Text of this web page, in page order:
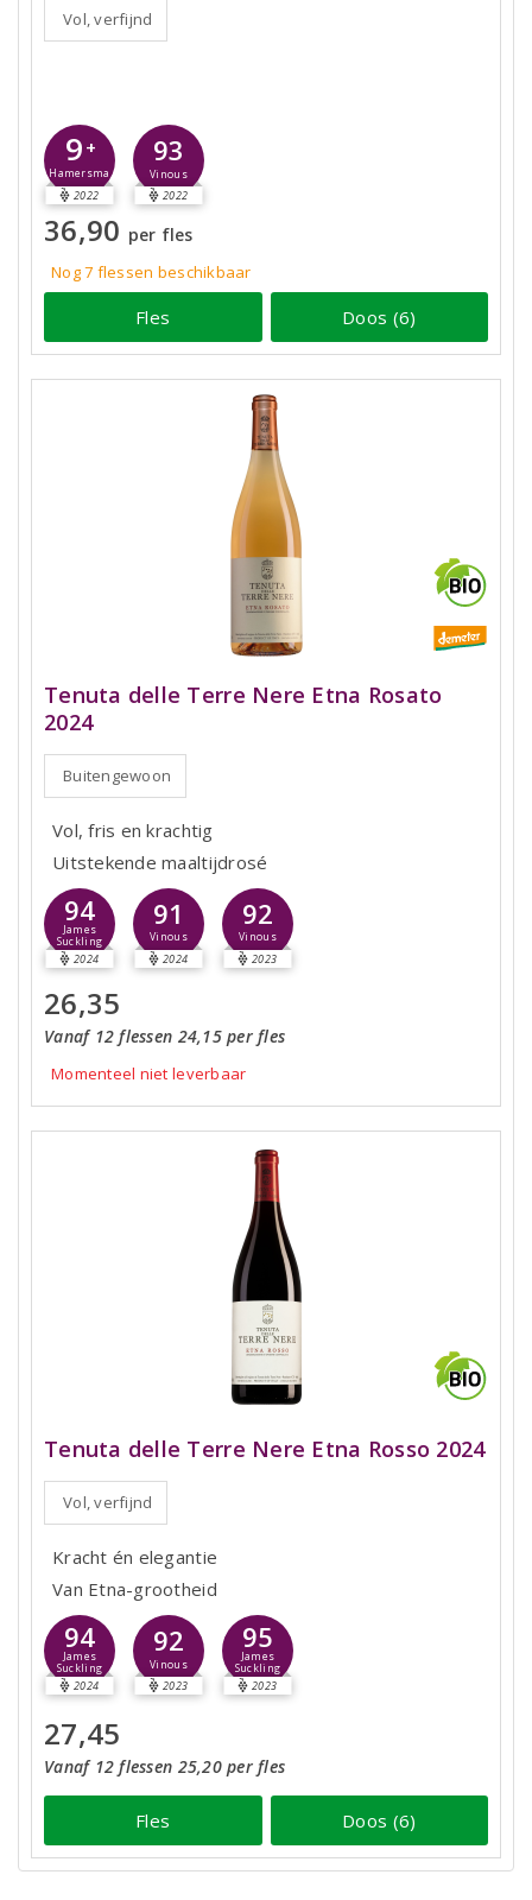
Vol, verfijnd
9 +
Hamersma
2022
93
Vinous
2022
36,90 per fles
Nog 7 flessen beschikbaar
Fles Doos (6)
Tenuta delle Terre Nere Etna Rosato
2024
Buitengewoon
Vol, fris en krachtig
Uitstekende maaltijdrosé
94
James
Suckling
2024
91
Vinous
2024
92
Vinous
2023
26,35
Vanaf 12 flessen 24,15 per fles
Momenteel niet leverbaar
Tenuta delle Terre Nere Etna Rosso 2024
Vol, verfijnd
Kracht én elegantie
Van Etna-grootheid
94
James
Suckling
2024
92
Vinous
2023
95
James
Suckling
2023
27,45
Vanaf 12 flessen 25,20 per fles
Fles Doos (6)